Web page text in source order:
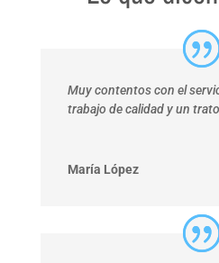
Muy contentos con el
trabajo de calidad y un
María López